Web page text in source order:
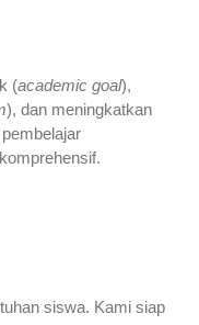
(academic goal),
), dan meningkatkan
siswa. Kami siap